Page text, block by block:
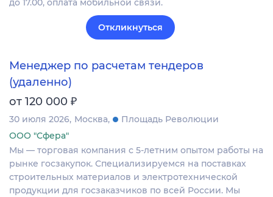
до 17.00, оплата мобильной связи.
Откликнуться
Менеджер по расчетам тендеров
(удаленно)
от 120 000 ₽
30 июля 2026 Москва
Площадь Революции
ООО "Сфера"
Мы — торговая компания с 5-летним опытом работы на
рынке госзакупок. Специализируемся на поставках
строительных материалов и электротехнической
продукции для госзаказчиков по всей России. Мы